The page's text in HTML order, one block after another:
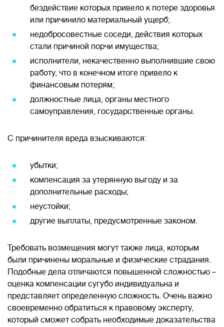
бездействие которых привело к потере здоровья
или причинило материальный ущерб;
недобросовестные соседи, действия которых
стали причиной порчи имущества;
исполнители, некачественно выполнившие свою
работу, что в конечном итоге привело к
финансовым потерям;
должностные лица, органы местного
самоуправления, государственные органы.
С причинителя вреда взыскиваются:
убытки;
компенсация за утерянную выгоду и за
дополнительные расходы;
неустойки;
другие выплаты, предусмотренные законом.
Требовать возмещения могут также лица, которым
были причинены моральные и физические страдания.
Подобные дела отличаются повышенной сложностью –
оценка компенсации сугубо индивидуальна и
представляет определенную сложность. Очень важно
своевременно обратиться к правовому эксперту,
который сможет собрать необходимые доказательства